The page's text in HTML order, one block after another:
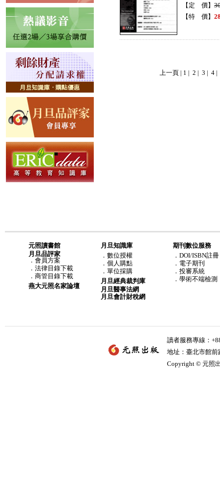
【定 價】
【特 價】
上一頁 | 1 | 2 | 3 | 4 |
元照讀書館
月旦品評家
． 會員方案
． 法律目錄下載
． 商管目錄下載
燕大元照名家論壇
月旦知識庫
． 數位授權
． 個人購點
． 單位採購
月旦經典裁判庫
月旦醫事法網
月旦會計財稅網
期刊數位服務
．DOI/ISBN註冊
．電子期刊
．投審系統
．學術不端檢測
讀者服務專線：
地址：臺北市館
Copyright © 元照